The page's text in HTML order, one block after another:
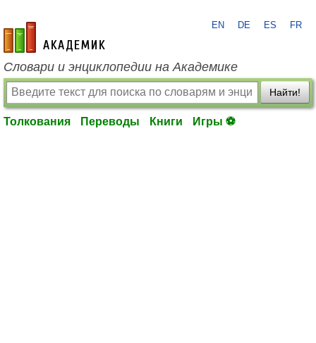
academic.ru
EN DE ES FR
Словари и энциклопедии на Академике
Найти!
Толкования Переводы Книги Игры ⚽